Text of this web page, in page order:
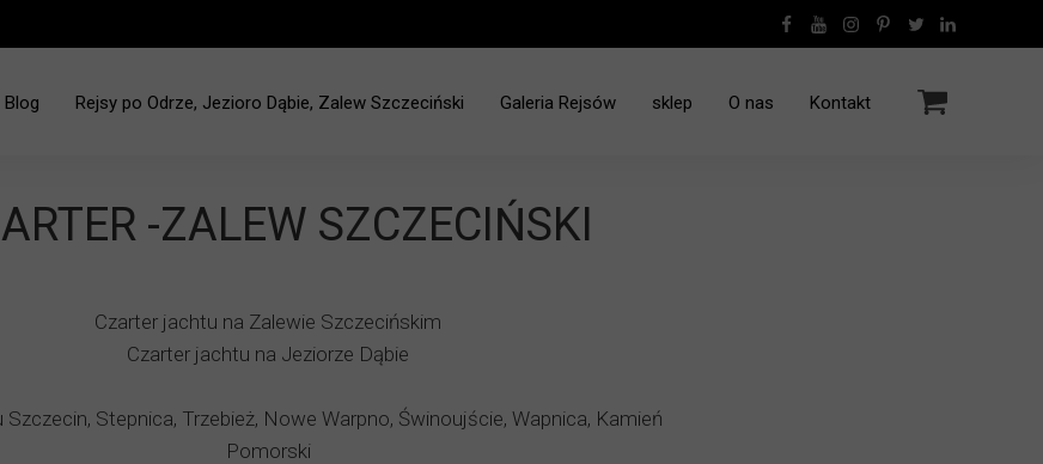
Blog Rejsy po Odrze, Jezioro Dąbie, Zalew Szczeciński Galeria Rejsów
Rejs - Polinezja Francuska - 12.2016
sklep O nas Kontakt
-ZALEW SZCZECIŃSKI
Czarter jachtu na Zalewie Szczecińskim
Czarter jachtu na Jeziorze Dąbie
Stepnica, Trzebież, Nowe Warpno, Świnoujście, Wapnica, Kamień
Pomorski